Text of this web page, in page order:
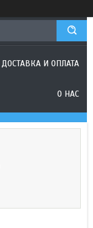
ДОСТАВКА И ОПЛАТА
О НАС